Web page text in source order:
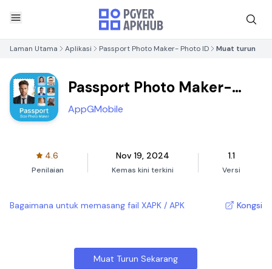
Laman Utama Aplikasi Passport Photo Maker- Photo ID Muat turun
Passport Photo Maker-
Photo ID
AppGMobile
4.6
Penilaian
Nov 19, 2024
Kemas kini terkini
1.1
Versi
Bagaimana untuk memasang fail XAPK / APK Kongsi
Muat Turun Sekarang